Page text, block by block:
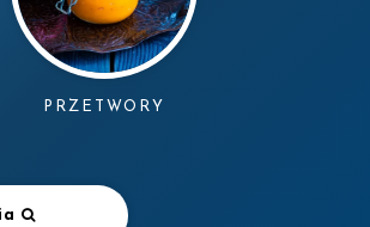
PRZETWORY